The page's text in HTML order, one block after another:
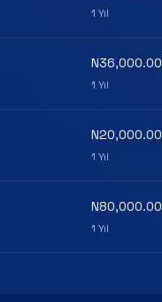
1 Yıl
N36,000.00
1 Yıl
N20,000.00
1 Yıl
N80,000.00
1 Yıl